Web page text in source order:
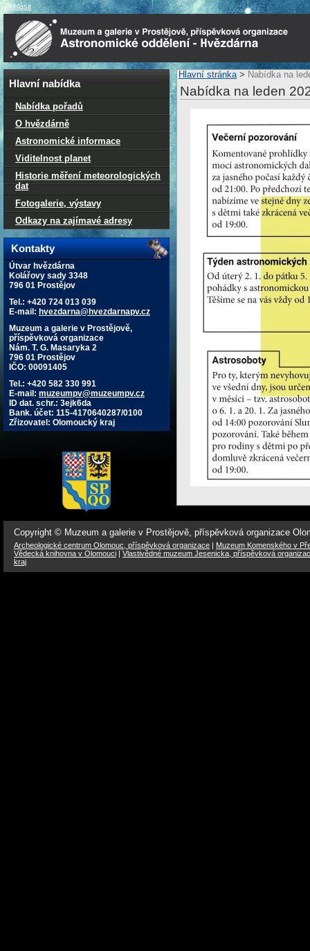
Hlavní nabídka
Nabídka pořadů
O hvězdárně
Astronomické informace
Viditelnost planet
Historie měření meteorologických
dat
Fotogalerie, výstavy
Odkazy na zajímavé adresy
Kontakty
Útvar hvězdárna
Kolářovy sady 3348
796 01 Prostějov
Tel.: +420 724 013 039
E-mail: hvezdarna@hvezdarnapv.cz
Muzeum a galerie v Prostějově,
příspěvková organizace
Nám. T. G. Masaryka 2
796 01 Prostějov
IČO: 00091405
Tel.: +420 582 330 991
E-mail: muzeumpv@muzeumpv.cz
ID dat. schr.: 3ejk6da
Bank. účet: 115-4170640287/0100
Zřizovatel: Olomoucký kraj
Hlavní stránka> Nabídka na
Nabídka na leden
Copyright © Muzeum a galerie v Prostějově, příspěvková organizace
Archeologické centrum Olomouc, příspěvková organizace | Muzeum Komenského v
Vědecká knihovna v Olomouci | Vlastivědné muzeum Jesenicka, příspěvková
kraj
Přihlásit